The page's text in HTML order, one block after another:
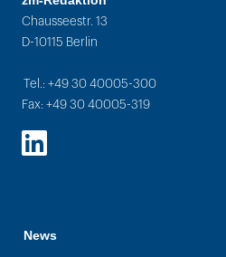
Chausseestr. 13
D-10115 Berlin
Tel.: +49 30 40005-300
Fax: +49 30 40005-319
LinkedIn
News